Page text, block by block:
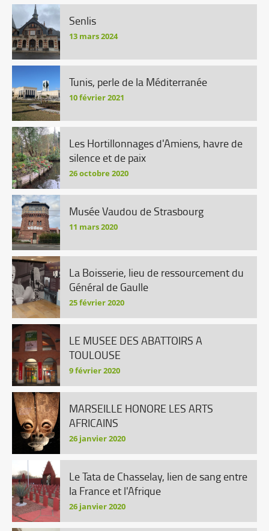
Senlis
13 mars 2024
Tunis, perle de la Méditerranée
10 février 2021
Les Hortillonnages d'Amiens, havre de
silence et de paix
26 octobre 2020
Musée Vaudou de Strasbourg
11 mars 2020
La Boisserie, lieu de ressourcement du
Général de Gaulle
25 février 2020
LE MUSEE DES ABATTOIRS A
TOULOUSE
9 février 2020
MARSEILLE HONORE LES ARTS
AFRICAINS
26 janvier 2020
Le Tata de Chasselay, lien de sang entre
la France et l'Afrique
26 janvier 2020